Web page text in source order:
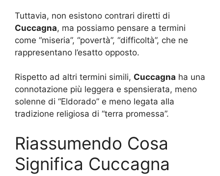
Tuttavia, non esistono contrari diretti di
Cuccagna, ma possiamo pensare a termini
come “miseria”, “povertà”, “difficoltà”, che ne
rappresentano l’esatto opposto.
Rispetto ad altri termini simili, Cuccagna ha una
connotazione più leggera e spensierata, meno
solenne di “Eldorado” e meno legata alla
tradizione religiosa di “terra promessa”.
Riassumendo Cosa
Significa Cuccagna